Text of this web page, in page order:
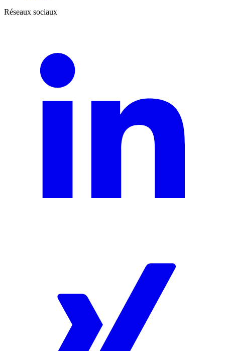
Réseaux sociaux